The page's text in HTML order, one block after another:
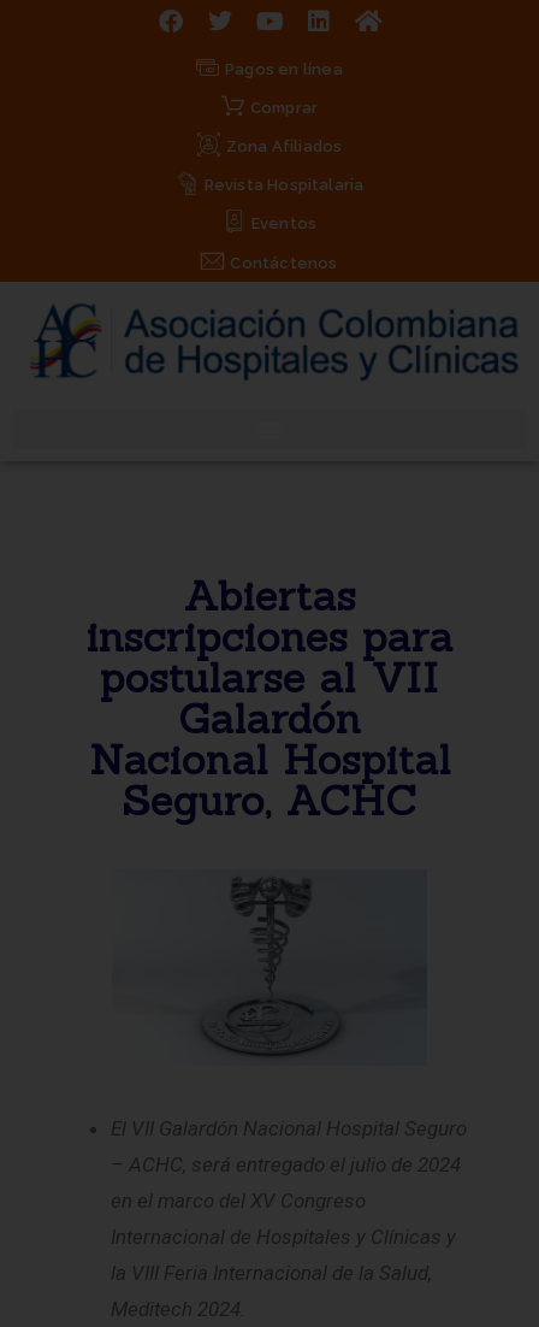
Pagos en línea
Comprar
Zona Afiliados
Revista Hospitalaria
Eventos
Contáctenos
Abiertas
inscripciones para
postularse al VII
Galardón
Nacional Hospital
Seguro, ACHC
El VII Galardón Nacional Hospital Seguro
– ACHC, será entregado el julio de 2024
en el marco del XV Congreso
Internacional de Hospitales y Clínicas y
la VIII Feria Internacional de la Salud,
Meditech 2024.